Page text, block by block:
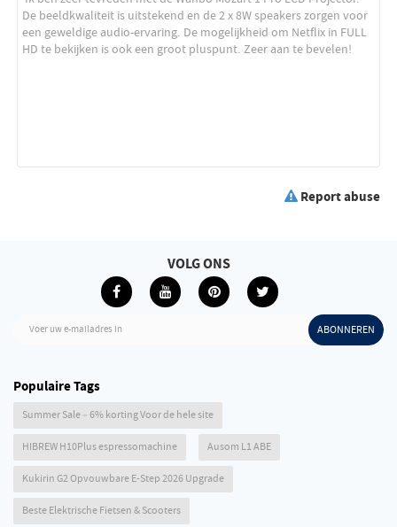
Report abuse
Voer uw e-mailadres in ABONNEREN
VOLG ONS
Populaire Tags
Summer Sale – 6% korting Voor de hele site
HIBREW H10Plus espressomachine Ausom L1 ABE
Kukirin G2 Opvouwbare E-Step 2026 Upgrade
Beste Elektrische Fietsen & Scooters